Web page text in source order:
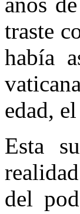
traste
había
edad,
Esta
del